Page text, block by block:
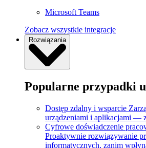
Microsoft Teams
Zobacz wszystkie integracje
Rozwiązania
Popularne przypadki
Dostęp zdalny i wsparcie
urządzeniami i aplikacjami —
Cyfrowe doświadczenie
Proaktywnie rozwiązywanie
informatycznych, zanim